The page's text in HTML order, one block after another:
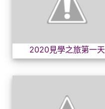
2020見學之旅第一天